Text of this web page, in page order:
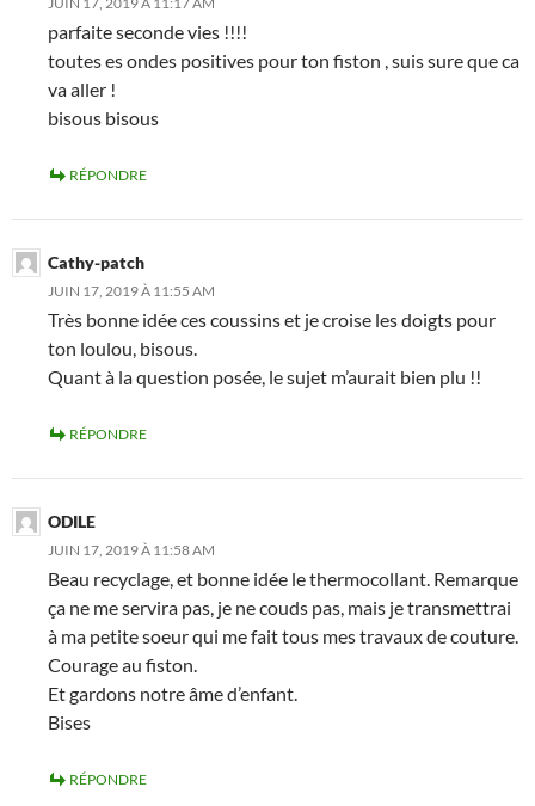
parfaite seconde vies !!!!
toutes es ondes positives pour ton fiston , suis sure que ca
va aller !
bisous bisous
RÉPONDRE
Cathy-patch
JUIN 17, 2019 À 11:55 AM
Très bonne idée ces coussins et je croise les doigts pour
ton loulou, bisous.
Quant à la question posée, le sujet m’aurait bien plu !!
RÉPONDRE
ODILE
JUIN 17, 2019 À 11:58 AM
Beau recyclage, et bonne idée le thermocollant. Remarque
ça ne me servira pas, je ne couds pas, mais je transmettrai
à ma petite soeur qui me fait tous mes travaux de couture.
Courage au fiston.
Et gardons notre âme d’enfant.
Bises
RÉPONDRE